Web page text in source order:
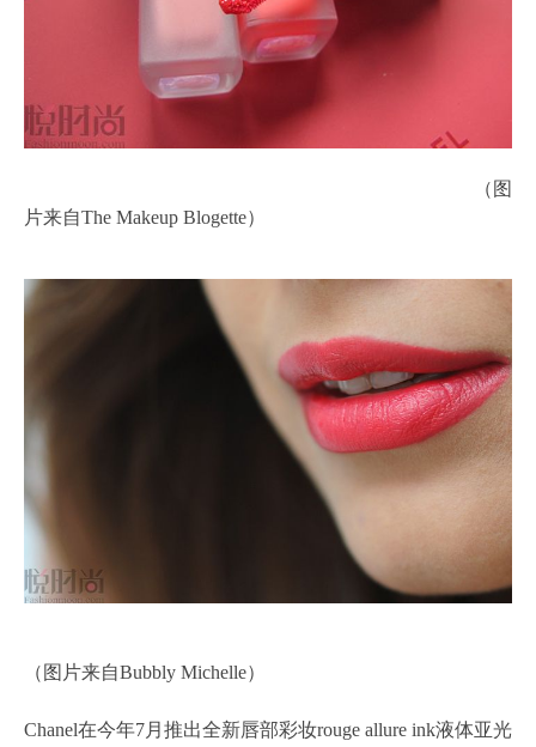
（图
片来自The Makeup Blogette）
（图片来自Bubbly Michelle）
Chanel在今年7月推出全新唇部彩妆rouge allure ink液体亚光